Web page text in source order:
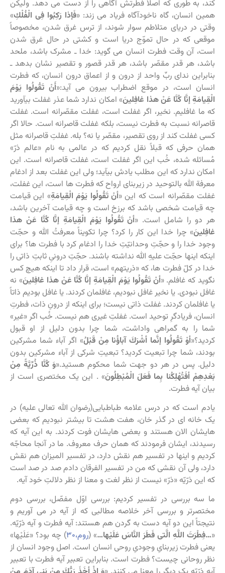
کند، به طوری که اصلاً فطرتش آگاهی را از دست می دهد. ولیکن
همین انسان، گاه ناخودآگاه فریاد می زند: «فَإذا رَكِبُوا فِی الْفُلْكِ»
وقتی در دریای متلاطم سوار شوند، از ترس غرق شدن، مخصوصاً
موقعی که در حال تموّج دریا است و کشتی در حال غرق شدن
است، آن وقت فطرت انسان می گوید: خدا ـ مشرک باشد، ملحد
باشد، هر قدر مقصّر باشد، هر قدر قصور و تقصیر نشان بدهد ـ
بنابراین ندای ربِّ واحد از درون و از اعماق درون انسان، که فطرت
انسان است، در موقع اضطراب بیرون می آید:«أَنْ تَقُولُوا یَوْمَ
الْقِیامَةِ إنَّا كُنَّا عَنْ هذا غافِلینَ‏» امکان ندارد شما عذر غفلت بیآورید
که ما غافلیم. نخیر، اگر غفلت است، غفلت مقصّرانه است. غفلت
قاصرانه نسبت به فطرت نیست، بلکه غفلت قاصرانه است. حالا اگر
کسی غفلت کند از روی تقصیر، مقصّر یا نه؟ بله. غفلتِ قاصرانه مثل
همان حرفی که قبلاً نقل کردیم که در عالمی به نام «عالم ذرّ»
مُسائله شده، خُب این اگر غفلت است، غفلت قاصرانه است. این
امکان ندارد که این مطلب یادش بیآید؛ ولی این غفلت بعد از ادغام
معرفة الله بالتوحید در زیربنای ارواح که فطرت ها است، این غفلت،
غفلت مقصّرانه است که این «أنْ تَقُولُوا یَوْمَ الْقِیامَةِ‏» این قیامت
چه قیامت شخصی باشد که برزخ است و چه قیامت آخرین باشد،
هر دو را شامل است. «أنْ تَقُولُوا یَوْمَ الْقِیامَةِ إنَّا كُنَّا عَنْ هذا
غافِلینَ‏» چرا خدا این کار را کرد؟ چرا تکویناً معرفتُ الله و حجّت
وجود خدا را و حجّتِ وحدانیّتِ خدا را ادغام کرد با فطرت ها؟ برای
اینکه اینها حجّت علیهِ الله نداشته باشند. حجّتِ درونیِ ثابتِ ذاتی را
خدا در کلّ فطرت ها، که «ذریتهم‏» است، قرار داد تا اینکه هیچ کس
نگوید که غافلم. «أنْ تَقُولُوا یَوْمَ الْقِیامَةِ إنَّا كُنَّا عَنْ هذا غافِلینَ‏» نه
غافل نبودی. یا نخیر غافل نبودیم، غافلمان کردند. یا غافل بودیم ذاتاً
یا غافلمان کردند. غفلت ذاتی نیست؛ برای اینکه از درونِ ذات، فطرتِ
انسان، فریادگرِ توحید است. غفلتِ غیری هم نیست. خُب اگر «غیر»
شما را به گمراهی واداشت، شما چرا بدون دلیل از او قبول
کردید؟«أوْ تَقُولُوا إنَّما أشْرَكَ آباؤُنا مِنْ قَبْلُ» اگر آباء شما مشرکین
بودند، شما چرا تبعیت کردید؟ تبعیتِ شرکی از آباء مشرکین بدون
دلیل. پس در هر دو جهت شما محکوم هستید.«وَ كُنَّا ذُرِّیَّةً مِنْ
بَعْدِهِمْ أفَتُهْلِكُنا بِما فَعَلَ الْمُبْطِلُونَ‏» . این یک مختصری است از
بیان آیه فطرت.
یادم است که در درس علامه طباطبایی(رضوان الله تعالی علیه) در
یک خانه ای در گذر خان، هفت هشت تا بیشتر نبودیم که بعضی
هایشان الان هستند و بعضی هایشان فوت کردند. به این آیه که
رسیدند، ایشان فرمودند که همان حرف معروف. ما در آنجا محاجّه
کردیم و اینها در تفسیر هم نقش دارد، در تفسیر المیزان هم نقش
دارد، ولی آن نقشی که من در تفسیر الفرقان دادم صد در صد است
که این ذرّیّه «ذرّ» نیست از نظر لغت و معنا از نظر دلالتِ خود آیه.
ما سه بررسی در تفسیر کردیم: بررسی اوّل مفصّل، بررسی دوم
مختصرتر و بررسی آخر خلاصه مطالبی که از آیه در می آوریم و
نتیجتاً این دو آیه دست به گردن هم هستند: آیه فطرت و آیه ذرّیّه.
«…فِطْرَتَ اللَّهِ الَّتی‏ فَطَرَ النَّاسَ عَلَیْها…» (روم،۳۰
) چه بود؟ «عَلَیْها»
یعنی فطرت زیربنایِ وجودیِ روحی انسان است. اصل وجود انسان از
نظر روحانی چیست؟ فطرت است. بنابراین تعبیر آیه فطرت با تعبیر